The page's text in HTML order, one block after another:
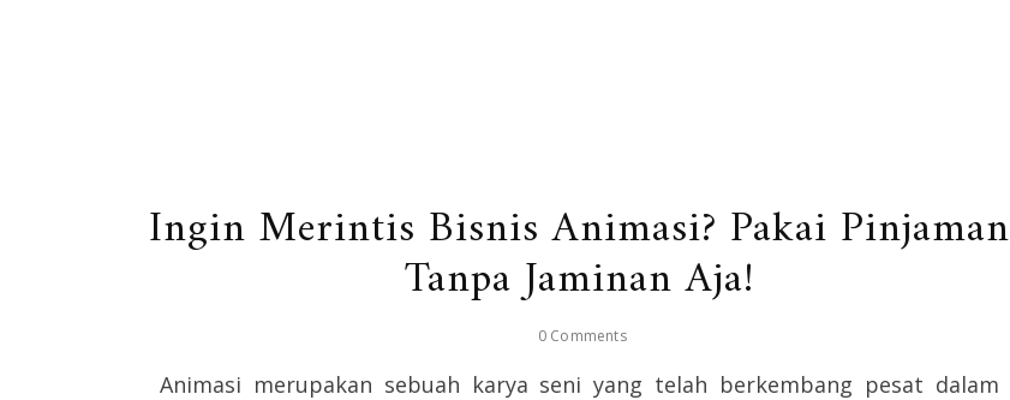
Ingin Merintis Bisnis Animasi? Pakai Pinjaman
Tanpa Jaminan Aja!
0 Comments
Animasi merupakan sebuah karya seni yang telah berkembang pesat dalam